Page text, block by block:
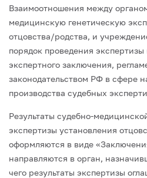
Взаимоотношения между
медицинскую генетическую
отцовства/родства, и
порядок проведения
экспертного заключения,
законодательством РФ в сфере
производства судебных
Результаты судебно-
экспертизы установления
оформляются в виде
направляются в орган,
чего результаты экспертизы